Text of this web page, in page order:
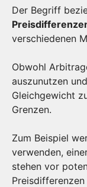
Der Begriff
verschiedenen
Obwohl
auszunutzen
Gleichgewicht
Grenzen.
Zum Beispiel
verwenden,
stehen vor